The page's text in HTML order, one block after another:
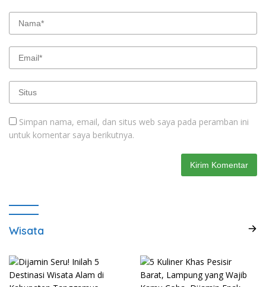
Simpan nama, email, dan situs web saya pada peramban ini
untuk komentar saya berikutnya.
Wisata